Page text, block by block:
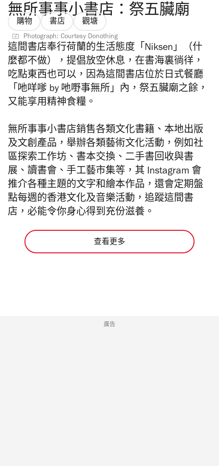
無所事事小書店：祭五臟廟
購物 書店 觀塘
Photograph: Courtesy Donothing
這間書店奉行荷蘭的生活態度「Niksen」（什
麼都不做），提倡放空休息，在書海裏徜徉，
吃點東西也可以，因為這間書店位於日式餐廳
「吔咩嗲 by 吔嘢事無所」內，祭五臟廟之餘，
又能享用精神食糧。
無所事事小書店銷售各類文化書籍、本地出版
及文創產品，舉辦各類藝術文化活動，例如社
區探索工作坊、書本交換、二手書回收與書
展、讀書會、手工藝市集等，其 Instagram 會
推介各種主題的文字和繪本作品，還會定期盤
點每週的香港文化及音樂活動，追蹤這間書
店，必能令你身心得到充份滋養。
查看更多
廣告